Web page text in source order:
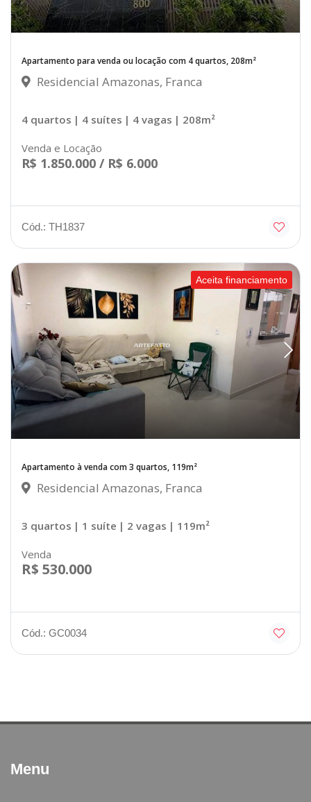
Apartamento para venda ou locação com 4 quartos, 208m²
Residencial Amazonas, Franca
4 quartos | 4 suítes | 4 vagas | 208m²
Venda e Locação
R$ 1.850.000 / R$ 6.000
Cód.: TH1837
Aceita financiamento
Apartamento à venda com 3 quartos, 119m²
Residencial Amazonas, Franca
3 quartos | 1 suíte | 2 vagas | 119m²
Venda
R$ 530.000
Cód.: GC0034
Menu